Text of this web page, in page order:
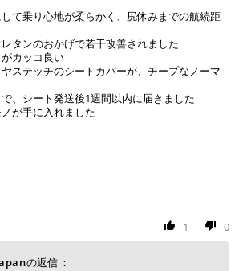
をお知らせ致しますので、指定の口座に
さい。
次第、商品を手配させて頂きます。
ご注文日より7日以内とさせて頂いてお
てしまった場合はご注文をキャンセルさ
ご負担ください。
て乗り心地が柔らかく、尻休みまでの航続距
タンのおかげで若干改善されました
カッコ良い
ステッチのシートカバーが、チープなノーマ
、シート発送後1週間以内に届きました
が手に入れました
1 0
の返信：